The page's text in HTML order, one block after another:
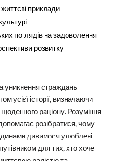
життєві приклади
поглядів на задоволення
розвитку
уникнення страждань
усієї історії, визначаючи
щоденного раціону. Розуміння
розібратися, чому
дивимося улюблені
для тих, хто хоче